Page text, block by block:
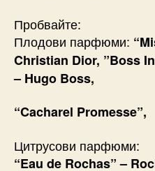
Пробвайте:
Плодови парфюми:
Christian Dior, ”Boss
– Hugo Boss,
“Cacharel Promesse”,
Цитрусови парфюми:
“Eau de Rochas” –